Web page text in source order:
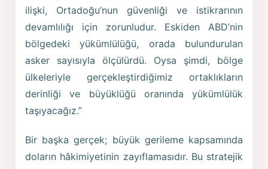
ilişki, Ortadoğu’nun güvenliği ve istikrarının
devamlılığı için zorunludur. Eskiden ABD’nin
bölgedeki yükümlülüğü, orada bulundurulan
asker sayısıyla ölçülürdü. Oysa şimdi, bölge
ülkeleriyle gerçekleştirdiğimiz ortaklıkların
derinliği ve büyüklüğü oranında yükümlülük
taşıyacağız.”
Bir başka gerçek; büyük gerileme kapsamında
doların hâkimiyetinin zayıflamasıdır. Bu stratejik